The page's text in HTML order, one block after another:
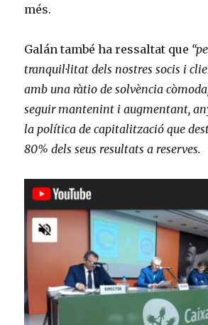
més.
Galán també ha ressaltat que
tranquil·litat dels nostres socis i
amb una ràtio de solvència
seguir mantenint i augmentant,
la política de capitalització que
80% dels seus resultats a reserves.